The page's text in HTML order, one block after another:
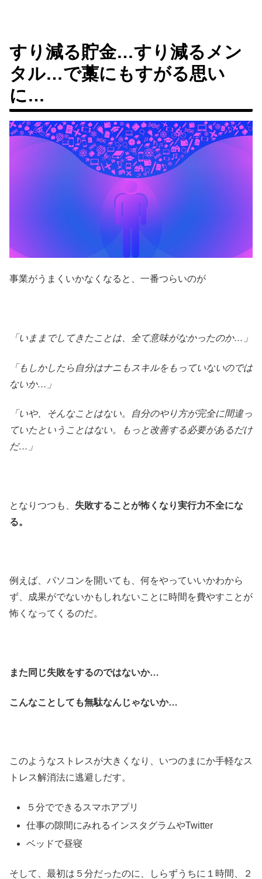
すり減る貯金…すり減るメン
タル…で藁にもすがる思い
に…
事業がうまくいかなくなると、一番つらいのが
「いままでしてきたことは、全て意味がなかったのか…」
「もしかしたら自分はナニもスキルをもっていないのでは
ないか…」
「いや、そんなことはない。自分のやり方が完全に間違っ
ていたということはない。もっと改善する必要があるだけ
だ…」
となりつつも、 失敗することが怖くなり実行力不全にな
る。
例えば、パソコンを開いても、何をやっていいかわから
ず、成果がでないかもしれないことに時間を費やすことが
怖くなってくるのだ。
また同じ失敗をするのではないか…
こんなことしても無駄なんじゃないか…
このようなストレスが大きくなり、いつのまにか手軽なス
トレス解消法に逃避しだす。
５分でできるスマホアプリ
仕事の隙間にみれるインスタグラムやTwitter
ベッドで昼寝
そして、最初は５分だったのに、しらずうちに１時間、２